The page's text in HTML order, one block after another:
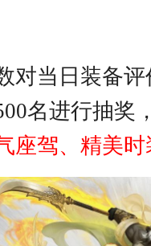
当日装备评
名进行抽奖
座驾、精美时